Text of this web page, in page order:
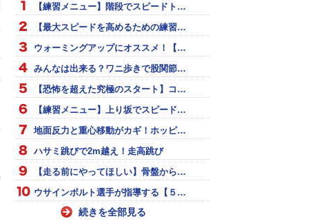
【練習メニュー】階段でスピードト…
【最大スピードを高めるための練習…
ウォーミングアップにオススメ！【…
みんなは出来る？ワニ歩きで股関節…
【恐怖を超えた究極のスタート】コ…
【練習メニュー】上り坂でスピード…
地面反力と重心移動がカギ！ホッピ…
ハサミ跳びで2m越え！走高跳び
【走る前にやってほしい】骨盤から…
ウサインボルト選手が指導する【５…
続きを全部見る